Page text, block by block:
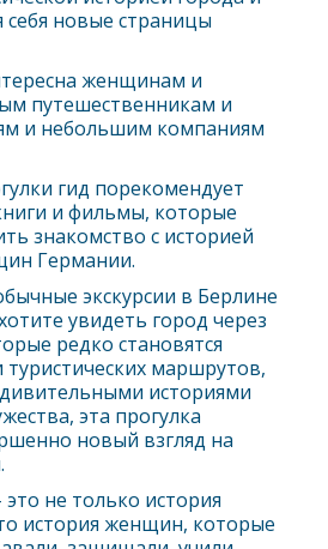
себя новые страницы
женщинам и
путешественникам и
и небольшим компаниям
гид порекомендует
и фильмы, которые
знакомство с историей
Германии.
экскурсии в Берлине
увидеть город через
редко становятся
маршрутов,
историями
эта прогулка
новый взгляд на
это не только история
история женщин, которые